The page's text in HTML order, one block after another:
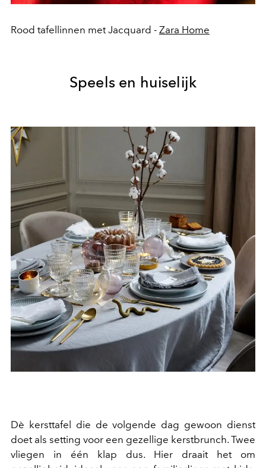
Rood tafellinnen met Jacquard - Zara Home
Speels en huiselijk
Dè kersttafel die de volgende dag gewoon dienst
doet als setting voor een gezellige kerstbrunch. Twee
vliegen in één klap dus. Hier draait het om